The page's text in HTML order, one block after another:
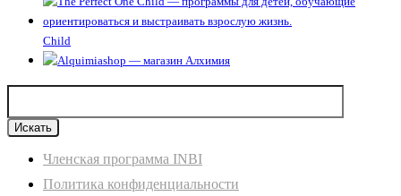
Child
Членская программа INBI
Политика конфиденциальности